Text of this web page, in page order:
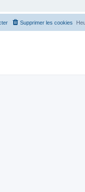
Supprimer les cookies